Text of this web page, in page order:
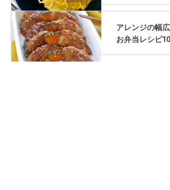
アレンジの幅
お弁当レシピ